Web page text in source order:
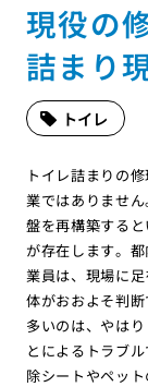
現役の
詰まり
トイレ
トイレ詰まりの
業ではありませ
盤を再構築する
が存在します。
業員は、現場に
体がおおよそ判
多いのは、やは
とによるトラブ
除シートやペッ